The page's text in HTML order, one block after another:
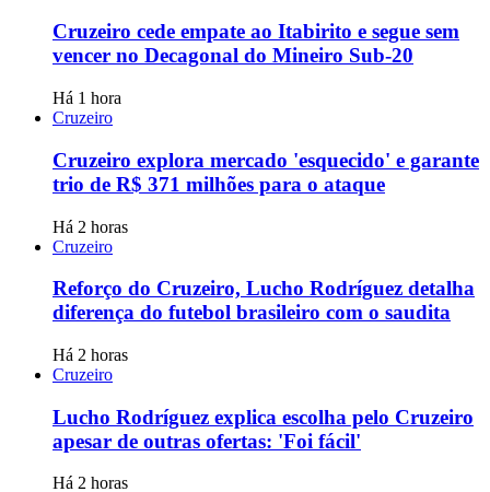
Cruzeiro cede empate ao Itabirito e segue sem
vencer no Decagonal do Mineiro Sub-20
Há 1 hora
Cruzeiro
Cruzeiro explora mercado 'esquecido' e garante
trio de R$ 371 milhões para o ataque
Há 2 horas
Cruzeiro
Reforço do Cruzeiro, Lucho Rodríguez detalha
diferença do futebol brasileiro com o saudita
Há 2 horas
Cruzeiro
Lucho Rodríguez explica escolha pelo Cruzeiro
apesar de outras ofertas: 'Foi fácil'
Há 2 horas